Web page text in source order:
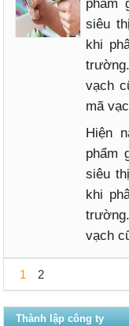
phẩm
siêu
khi
vạch
mã
Hiện
phẩm
siêu
khi
vạch
1 2
Thành lập công ty